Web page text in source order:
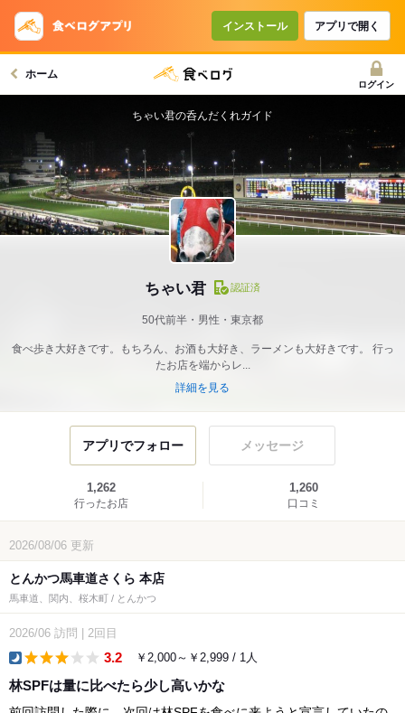
インストール アプリで開く
ホーム
ログイン
ちゃい君 認証済
50代前半・男性・東京都
食べ歩き大好きです。もちろん、お酒も大好き、ラーメンも大好きです。 行っ
たお店を端からレ...
詳細を見る
ちゃい君の呑んだくれガイド
アプリでフォロー メッセージ
1,262
行ったお店
1,260
口コミ
2026/08/06 更新
とんかつ馬車道さくら 本店
馬車道、関内、桜木町 / とんかつ
2026/06 訪問 2回目
3.2 ￥2,000～￥2,999 / 1人
林SPFは量に比べたら少し高いかな